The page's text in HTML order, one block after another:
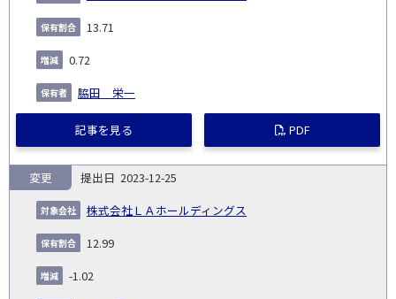
13.71
0.72
脇田 栄一
記事を見る PDF
2023-12-25
株式会社ＬＡホールディングス
変更
12.99
-1.02